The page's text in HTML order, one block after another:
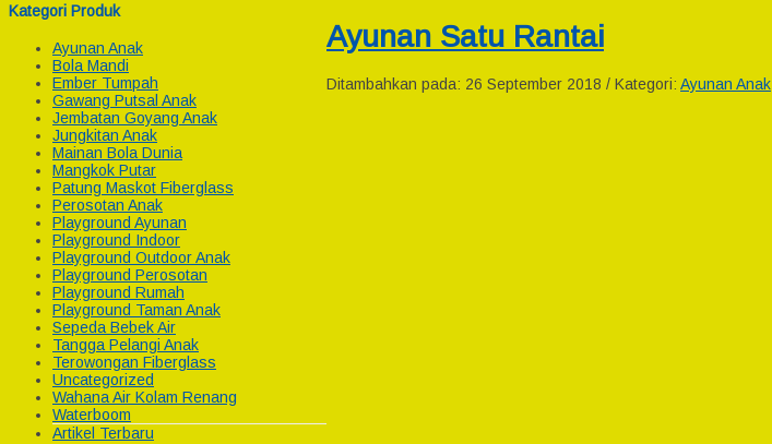
Kategori Produk
Ayunan Anak
Bola Mandi
Ember Tumpah
Gawang Putsal Anak
Jembatan Goyang Anak
Jungkitan Anak
Mainan Bola Dunia
Mangkok Putar
Patung Maskot Fiberglass
Perosotan Anak
Playground Ayunan
Playground Indoor
Playground Outdoor Anak
Playground Perosotan
Playground Rumah
Playground Taman Anak
Sepeda Bebek Air
Tangga Pelangi Anak
Terowongan Fiberglass
Uncategorized
Wahana Air Kolam Renang
Waterboom
Artikel Terbaru
Ayunan Satu Rantai
Ditambahkan pada: 26 September 2018 / Kategori: Ayunan Anak